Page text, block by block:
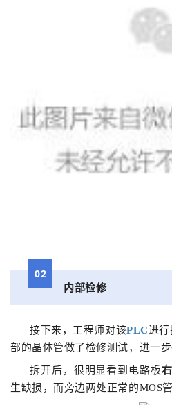
02
内部检修
接下来，工程师对该PLC进行
部的晶体管做了检修测试，进一步
拆开后，很明显看到电路板
生缺损，而旁边两处正常的MOS